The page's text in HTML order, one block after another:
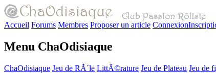
Accueil Forums Membres Proposer un article Connexion
Menu ChaOdisiaque
ChaOdisiaque Jeu de RÃ´le LittÃ©rature Jeu de Plateau Jeu de